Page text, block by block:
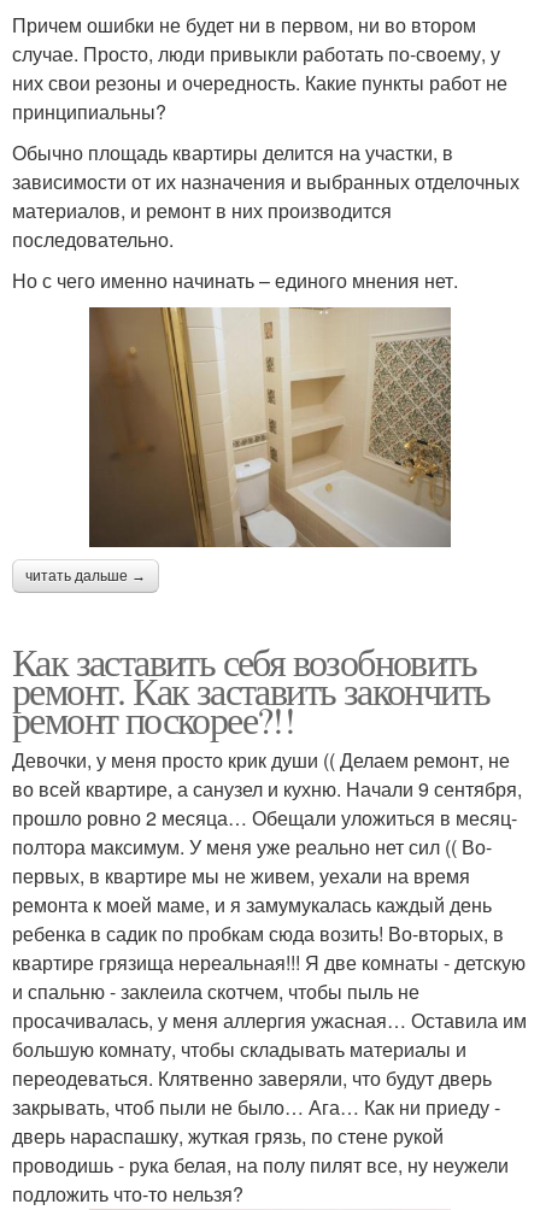
Причем ошибки не будет ни в первом, ни во втором
случае. Просто, люди привыкли работать по-своему, у
них свои резоны и очередность. Какие пункты работ не
принципиальны?
Обычно площадь квартиры делится на участки, в
зависимости от их назначения и выбранных отделочных
материалов, и ремонт в них производится
последовательно.
Но с чего именно начинать – единого мнения нет.
читать дальше →
Как заставить себя возобновить
ремонт. Как заставить закончить
ремонт поскорее?!!
Девочки, у меня просто крик души (( Делаем ремонт, не
во всей квартире, а санузел и кухню. Начали 9 сентября,
прошло ровно 2 месяца… Обещали уложиться в месяц-
полтора максимум. У меня уже реально нет сил (( Во-
первых, в квартире мы не живем, уехали на время
ремонта к моей маме, и я замумукалась каждый день
ребенка в садик по пробкам сюда возить! Во-вторых, в
квартире грязища нереальная!!! Я две комнаты - детскую
и спальню - заклеила скотчем, чтобы пыль не
просачивалась, у меня аллергия ужасная… Оставила им
большую комнату, чтобы складывать материалы и
переодеваться. Клятвенно заверяли, что будут дверь
закрывать, чтоб пыли не было… Ага… Как ни приеду -
дверь нараспашку, жуткая грязь, по стене рукой
проводишь - рука белая, на полу пилят все, ну неужели
подложить что-то нельзя?